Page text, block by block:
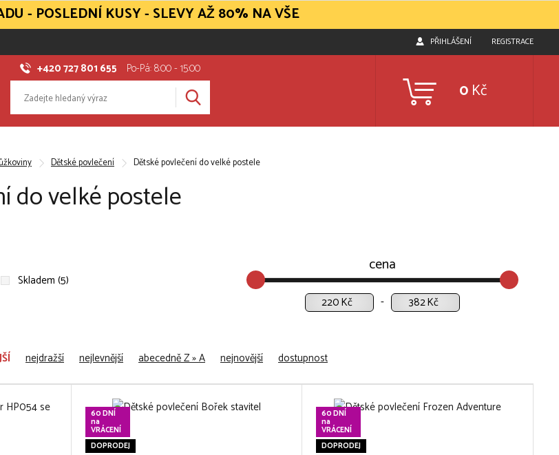
PŘIHLÁŠENÍ REGISTRACE
+420 727 801 655 Po-Pá: 8:00 - 15:00
0 Kč
Dětské povlečení Dětské povlečení do velké postele
do velké postele
Skladem (5)
cena
Kč Kč
nejdražší nejlevnější abecedně Z » A nejnovější dostupnost
60 DNÍ
na
VRÁCENÍ
DOPRODEJ
60 DNÍ
na
VRÁCENÍ
DOPRODEJ
- POSLEDNÍ KUSY - SLEVY AŽ 80% NA VŠE